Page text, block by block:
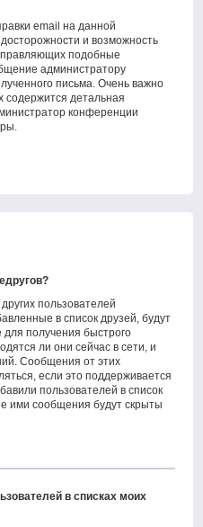
email на данной
и возможность
подобные
администратору
письма. Очень важно
содержится детальная
конференции
пользователей
в список друзей, будут
получения быстрого
ли они сейчас в сети, и
Сообщения от этих
если это поддерживается
пользователей в список
ими сообщения будут скрыты
в списках моих